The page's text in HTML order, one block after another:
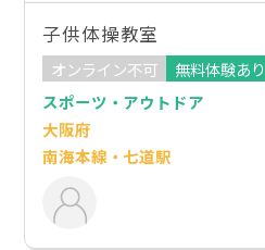
子供体操教室
オンライン不可
無料体験あり
スポーツ・アウトドア
大阪府
南海本線・七道駅